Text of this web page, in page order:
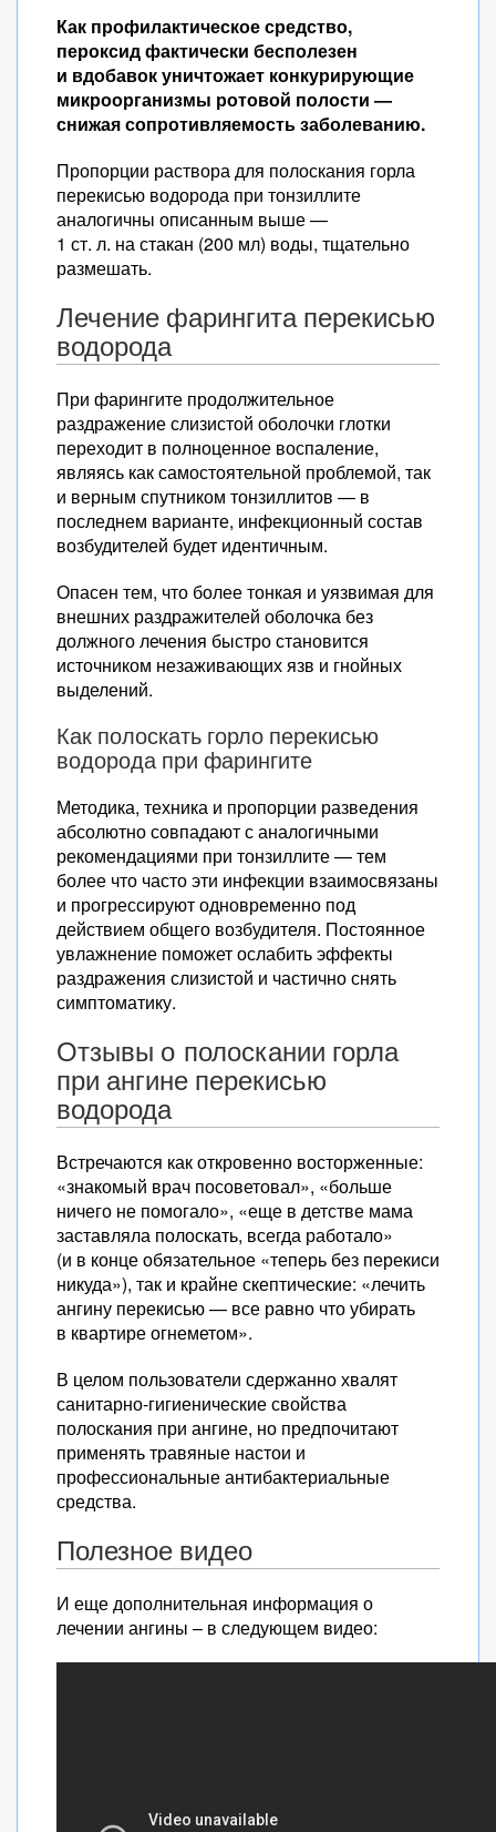
Как профилактическое средство,
пероксид фактически бесполезен
и вдобавок уничтожает конкурирующие
микроорганизмы ротовой полости —
снижая сопротивляемость заболеванию.
Пропорции раствора для полоскания горла
перекисью водорода при тонзиллите
аналогичны описанным выше —
1 ст. л. на стакан (200 мл) воды, тщательно
размешать.
Лечение фарингита перекисью
водорода
При фарингите продолжительное
раздражение слизистой оболочки глотки
переходит в полноценное воспаление,
являясь как самостоятельной проблемой, так
и верным спутником тонзиллитов — в
последнем варианте, инфекционный состав
возбудителей будет идентичным.
Опасен тем, что более тонкая и уязвимая для
внешних раздражителей оболочка без
должного лечения быстро становится
источником незаживающих язв и гнойных
выделений.
Как полоскать горло перекисью
водорода при фарингите
Методика, техника и пропорции разведения
абсолютно совпадают с аналогичными
рекомендациями при тонзиллите — тем
более что часто эти инфекции взаимосвязаны
и прогрессируют одновременно под
действием общего возбудителя. Постоянное
увлажнение поможет ослабить эффекты
раздражения слизистой и частично снять
симптоматику.
Отзывы о полоскании горла
при ангине перекисью
водорода
Встречаются как откровенно восторженные:
«знакомый врач посоветовал», «больше
ничего не помогало», «еще в детстве мама
заставляла полоскать, всегда работало»
(и в конце обязательное «теперь без перекиси
никуда»), так и крайне скептические: «лечить
ангину перекисью — все равно что убирать
в квартире огнеметом».
В целом пользователи сдержанно хвалят
санитарно-гигиенические свойства
полоскания при ангине, но предпочитают
применять травяные настои и
профессиональные антибактериальные
средства.
Полезное видео
И еще дополнительная информация о
лечении ангины – в следующем видео: